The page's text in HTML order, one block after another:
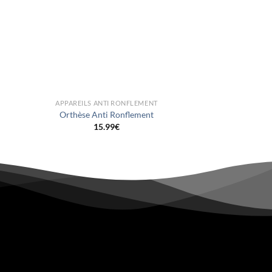
APPAREILS ANTI RONFLEMENT
Orthèse Anti Ronflement
15.99€